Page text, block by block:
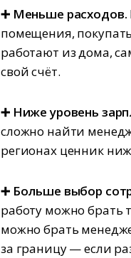
➕ Меньше расходов.
помещения,
работают из дома,
свой счёт.
➕ Ниже уровень
сложно найти
регионах ценник
➕ Больше выбор
работу можно брать
можно брать
за границу — если